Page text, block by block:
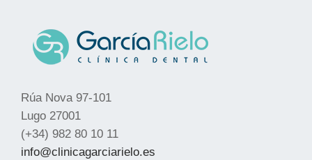
Rúa Nova 97-101
Lugo 27001
(+34) 982 80 10 11
info@clinicagarciarielo.es